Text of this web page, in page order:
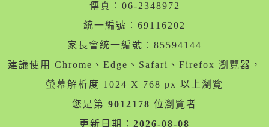
傳真︰06-2348972
統一編號︰69116202
家長會統一編號︰85594144
建議使用 Chrome、Edge、Safari、Firefox 瀏覽器，
螢幕解析度 1024 X 768 px 以上瀏覽
您是第 9012178 位瀏覽者
更新日期： 2026-08-08